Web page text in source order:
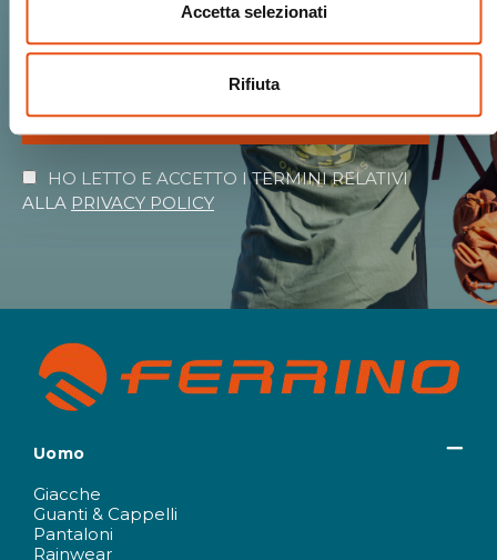
Accetta selezionati
Rifiuta
ISCRIVIMI
HO LETTO E ACCETTO I TERMINI RELATIVI
ALLA PRIVACY POLICY
Uomo
Giacche
Guanti & Cappelli
Pantaloni
Rainwear